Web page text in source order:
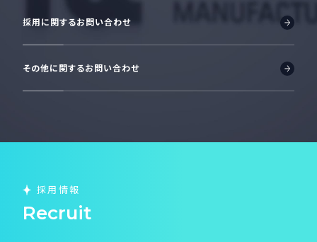
採用に関するお問い合わせ
その他に関するお問い合わせ
採用情報
Recruit